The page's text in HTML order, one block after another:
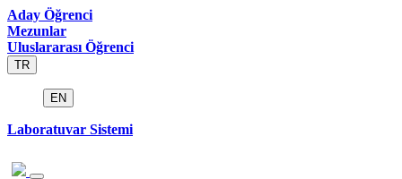
Aday Öğrenci
Mezunlar
Uluslararası Öğrenci
TR
EN
Laboratuvar Sistemi